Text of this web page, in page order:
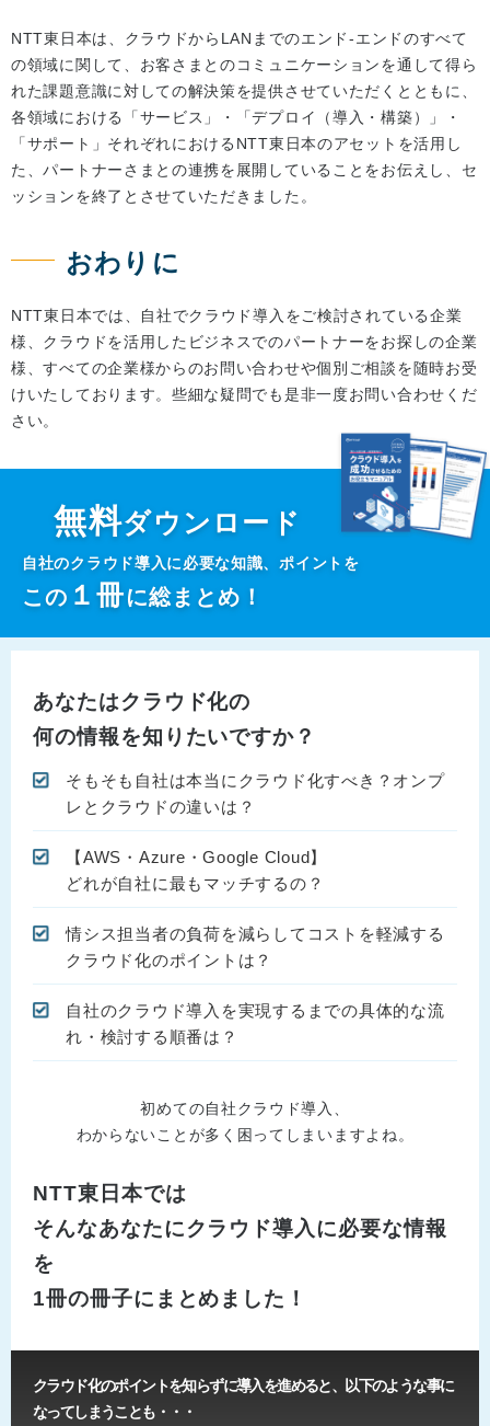
NTT東日本は、クラウドからLANまでのエンド-エンドのすべて
の領域に関して、お客さまとのコミュニケーションを通して得ら
れた課題意識に対しての解決策を提供させていただくとともに、
各領域における「サービス」・「デプロイ（導入・構築）」・
「サポート」それぞれにおけるNTT東日本のアセットを活用し
た、パートナーさまとの連携を展開していることをお伝えし、セ
ッションを終了とさせていただきました。
おわりに
NTT東日本では、自社でクラウド導入をご検討されている企業
様、クラウドを活用したビジネスでのパートナーをお探しの企業
様、すべての企業様からのお問い合わせや個別ご相談を随時お受
けいたしております。些細な疑問でも是非一度お問い合わせくだ
さい。
無料ダウンロード
自社のクラウド導入に必要な知識、ポイントを
この １冊に総まとめ！
あなたはクラウド化の
何の情報を知りたいですか？
そもそも自社は本当にクラウド化すべき？オンプ
レとクラウドの違いは？
【AWS・Azure・Google Cloud】
どれが自社に最もマッチするの？
情シス担当者の負荷を減らしてコストを軽減する
クラウド化のポイントは？
自社のクラウド導入を実現するまでの具体的な流
れ・検討する順番は？
初めての自社クラウド導入、
わからないことが多く困ってしまいますよね。
NTT東日本では
そんなあなたにクラウド導入に必要な情報
を
1冊の冊子にまとめました！
クラウド化のポイントを知らずに導入を進めると、以下のような事に
なってしまうことも・・・